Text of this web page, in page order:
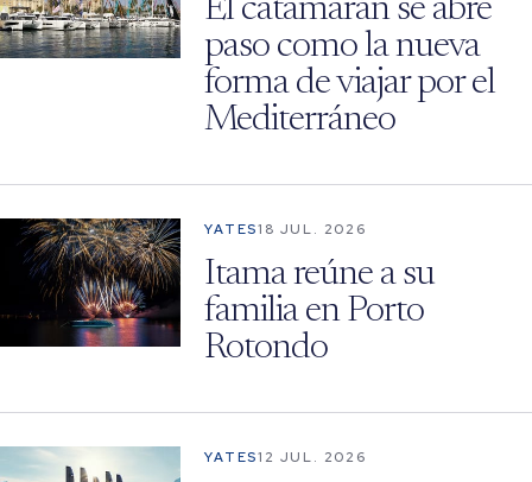
El catamarán se abre
paso como la nueva
forma de viajar por el
Mediterráneo
YATES18 JUL. 2026
Itama reúne a su
familia en Porto
Rotondo
YATES12 JUL. 2026